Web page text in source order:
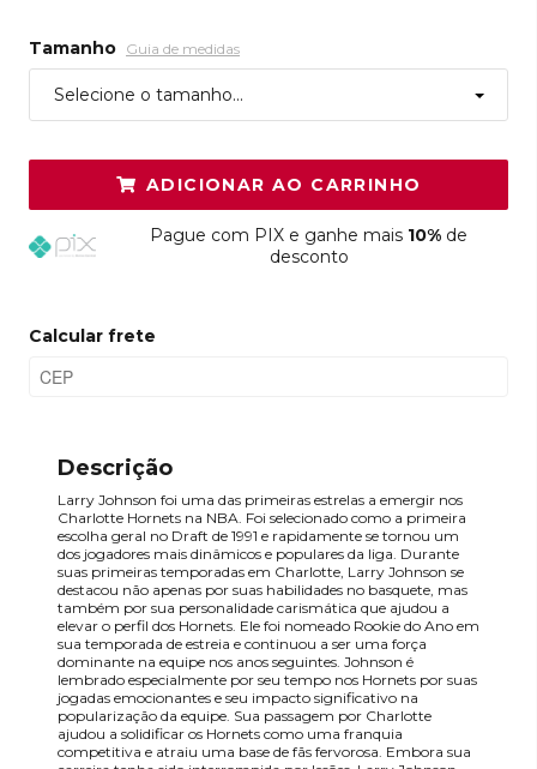
Tamanho Guia de medidas
Selecione o tamanho...
ADICIONAR AO CARRINHO
Pague com PIX e ganhe mais 10% de
desconto
Calcular frete
Descrição
Larry Johnson foi uma das primeiras estrelas a emergir nos
Charlotte Hornets na NBA. Foi selecionado como a primeira
escolha geral no Draft de 1991 e rapidamente se tornou um
dos jogadores mais dinâmicos e populares da liga. Durante
suas primeiras temporadas em Charlotte, Larry Johnson se
destacou não apenas por suas habilidades no basquete, mas
também por sua personalidade carismática que ajudou a
elevar o perfil dos Hornets. Ele foi nomeado Rookie do Ano em
sua temporada de estreia e continuou a ser uma força
dominante na equipe nos anos seguintes. Johnson é
lembrado especialmente por seu tempo nos Hornets por suas
jogadas emocionantes e seu impacto significativo na
popularização da equipe. Sua passagem por Charlotte
ajudou a solidificar os Hornets como uma franquia
competitiva e atraiu uma base de fãs fervorosa. Embora sua